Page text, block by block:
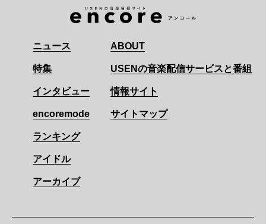
ニュース
特集
インタビュー
encoremode
ランキング
アイドル
アーカイブ
ABOUT
USENの音楽配信サービスと番組
情報サイト
サイトマップ